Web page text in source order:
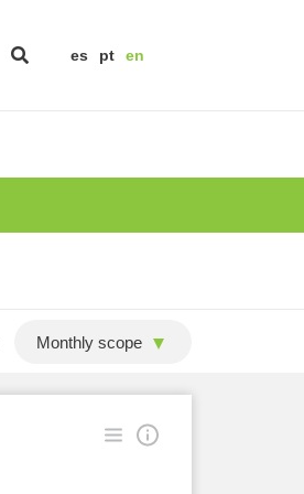
es pt en
Monthly scope